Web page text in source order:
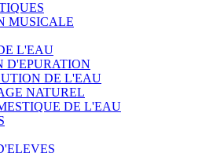
MUSICALE
L'EAU
D'EPURATION
DE L'EAU
NATUREL
DE L'EAU